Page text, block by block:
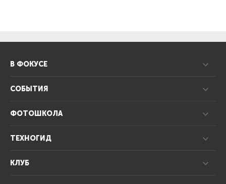
В ФОКУСЕ
СОБЫТИЯ
ФОТОШКОЛА
ТЕХНОГИД
КЛУБ